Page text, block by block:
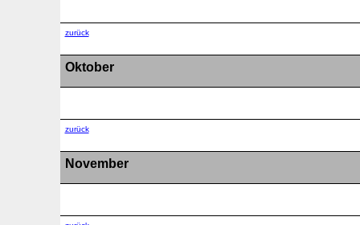
zurück
Oktober
zurück
November